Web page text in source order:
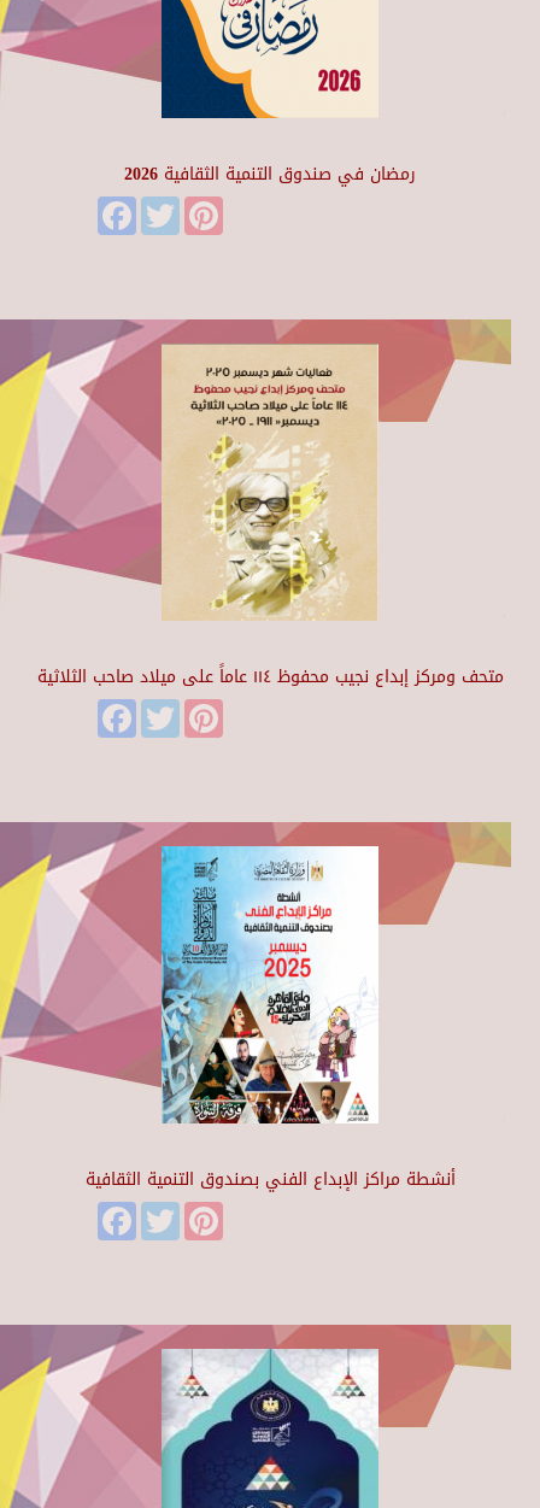
رمضان في صندوق التنمية الثقافية 2026
FacebookTwitter
متحف ومركز إبداع نجيب محفوظ ١١٤ عاماً على ميلاد صاحب الثلاثية
FacebookTwitter
أنشطة مراكز الإبداع الفني بصندوق التنمية الثقافية
FacebookTwitter